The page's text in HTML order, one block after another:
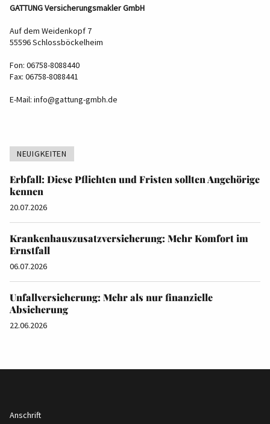
GATTUNG Versicherungsmakler GmbH
Auf dem Weidenkopf 7
55596 Schlossböckelheim
Fon: 06758-8088440
Fax: 06758-8088441
E-Mail: info@gattung-gmbh.de
NEUIGKEITEN
Erbfall: Diese Pflichten und Fristen sollten Angehörige
kennen
20.07.2026
Krankenhauszusatzversicherung: Mehr Komfort im
Ernstfall
06.07.2026
Unfallversicherung: Mehr als nur finanzielle
Absicherung
22.06.2026
Anschrift